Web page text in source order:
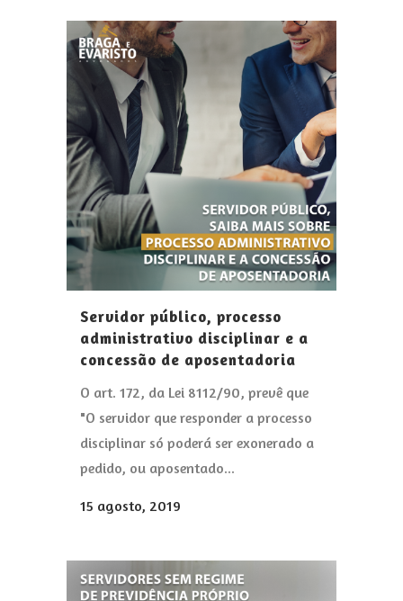
Servidor público, processo
administrativo disciplinar e a
concessão de aposentadoria
O art. 172, da Lei 8112/90, prevê que
"O servidor que responder a processo
disciplinar só poderá ser exonerado a
pedido, ou aposentado...
15 agosto, 2019